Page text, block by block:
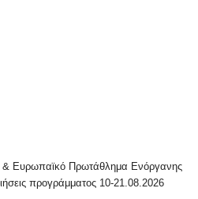
Ευρωπαϊκό Πρωτάθλημα Ενόργανης
προγράμματος 10-21.08.2026